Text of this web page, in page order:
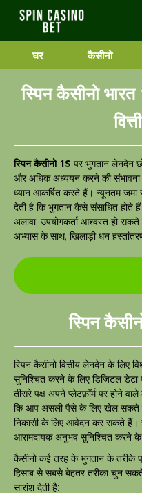
घर कैसीनो
स्पिन कैसीनो
स्पिन कैसीनो 1$ पर भुगतान लेनदेन
और अधिक अध्ययन करने की संभावना
ध्यान आकर्षित करते हैं। न्यूनतम जमा
देती है कि भुगतान कैसे संसाधित
अलावा, उपयोगकर्ता आश्वस्त हो सकते
अभ्यास के साथ, खिलाड़ी धन
स्पिन
स्पिन कैसीनो वित्तीय लेनदेन के लिए
सुनिश्चित करने के लिए डिजिटल डेटा
तीसरे पक्ष अपने प्लेटफ़ॉर्म पर होने
कि आप असली पैसे के लिए खेल सकते
निकासी के लिए आवेदन कर सकते हैं।
आरामदायक अनुभव सुनिश्चित करने
कैसीनो कई तरह के भुगतान के तरीके
हिसाब से सबसे बेहतर तरीका चुन
सारांश देती है: